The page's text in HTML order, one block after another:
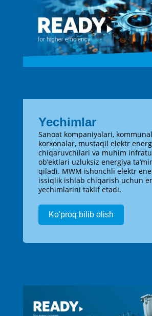
Yechimlar
Sanoat kompaniyalari, kommunal
korxonalar, mustaqil elektr
chiqaruvchilari va muhim
ob’ektlari uzluksiz energiya
qiladi. MWM ishonchli elektr
issiqlik ishlab chiqarish uchun
yechimlarini taklif etadi.
Ko'proq bilib olish